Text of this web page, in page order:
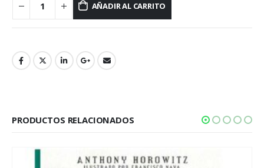
AÑADIR AL CARRITO
PRODUCTOS RELACIONADOS